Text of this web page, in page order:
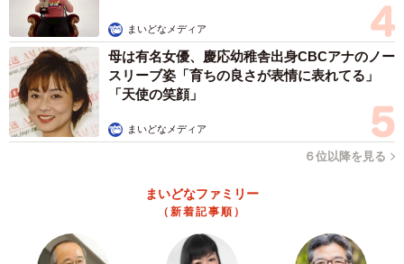
まいどなメディア
母は有名女優、慶応幼稚舎出身CBCアナのノー
スリーブ姿「育ちの良さが表情に表れてる」
「天使の笑顔」
まいどなメディア
６位以降を見る
まいどなファミリー
（新着記事順）